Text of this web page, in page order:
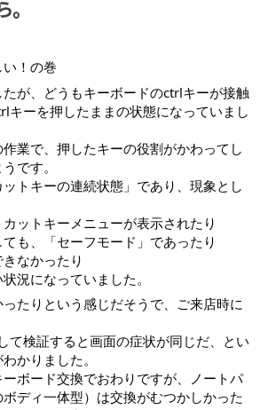
。
！の巻
たが、どうもキーボードのctrlキーが接触
キーを押したままの状態になっていまし
業で、押したキーの役割がかわってし
です。
トキーの連続状態」であり、現象とし
ットキーメニューが表示されたり
も、「セーフモード」であったり
なかったり
況になっていました。
たりという感じだそうで、ご来店時に
て検証すると画面の症状が同じだ、とい
かりました。
ボード交換でおわりですが、ノートパ
ディ一体型）は交換がむつかしかった